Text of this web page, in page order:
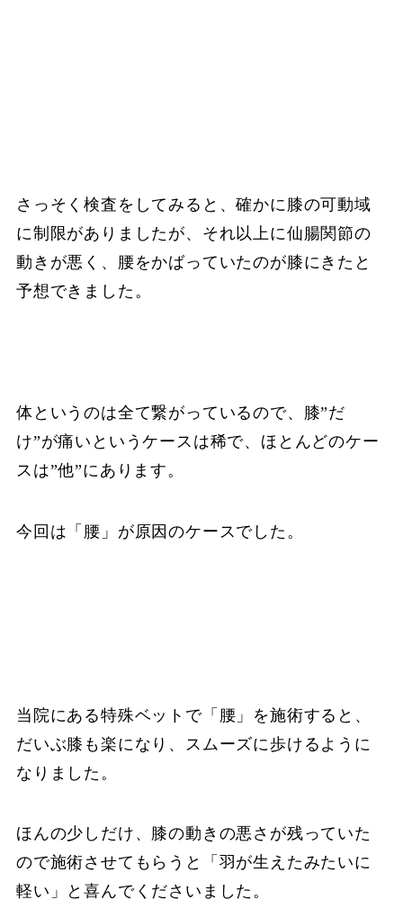
さっそく検査をしてみると、確かに膝の可動域
に制限がありましたが、それ以上に仙腸関節の
動きが悪く、腰をかばっていたのが膝にきたと
予想できました。
体というのは全て繋がっているので、膝”だ
け”が痛いというケースは稀で、ほとんどのケー
スは”他”にあります。
今回は「腰」が原因のケースでした。
当院にある特殊ベットで「腰」を施術すると、
だいぶ膝も楽になり、スムーズに歩けるように
なりました。
ほんの少しだけ、膝の動きの悪さが残っていた
ので施術させてもらうと「羽が生えたみたいに
軽い」と喜んでくださいました。